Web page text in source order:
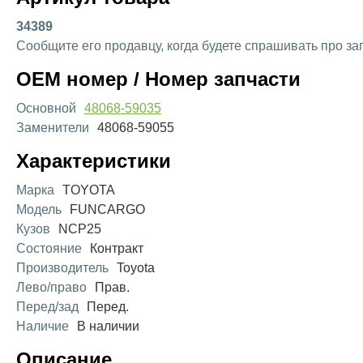
34389
Сообщите его продавцу, когда будете спрашивать про
OEM номер / Номер запчасти
Основной
48068-59035
Заменители
48068-59055
Характеристики
Марка
TOYOTA
Модель
FUNCARGO
Кузов
NCP25
Состояние
Контракт
Производитель Toyota
Лево/право
Прав.
Перед/зад
Перед.
Наличие
В наличии